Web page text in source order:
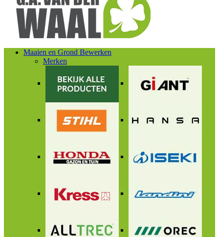
Maaien en Grond Bewerken
Merken